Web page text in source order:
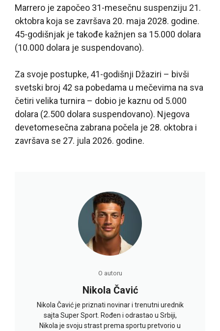
Marrero je započeo 31-mesečnu suspenziju 21.
oktobra koja se završava 20. maja 2028. godine.
45-godišnjak je takođe kažnjen sa 15.000 dolara
(10.000 dolara je suspendovano).
Za svoje postupke, 41-godišnji Džaziri – bivši
svetski broj 42 sa pobedama u mečevima na sva
četiri velika turnira – dobio je kaznu od 5.000
dolara (2.500 dolara suspendovano). Njegova
devetomesečna zabrana počela je 28. oktobra i
završava se 27. jula 2026. godine.
O autoru
Nikola Čavić
Nikola Čavić je priznati novinar i trenutni urednik
sajta Super Sport. Rođen i odrastao u Srbiji,
Nikola je svoju strast prema sportu pretvorio u